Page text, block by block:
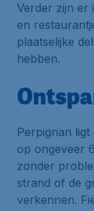
Verder zijn er
en
plaatselijke
hebben.
Perpignan ligt
op ongeveer
zonder
strand of de
verkennen.